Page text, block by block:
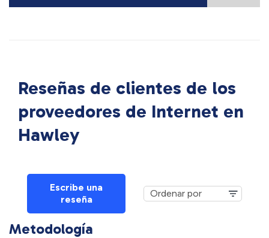
Reseñas de clientes de los
proveedores de Internet en
Hawley
Escribe una
reseña
Metodología